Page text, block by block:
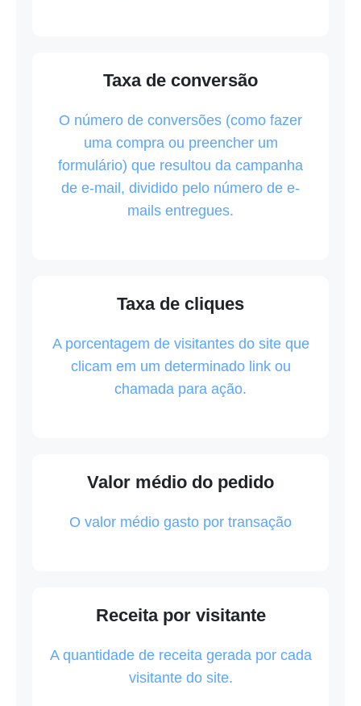
Taxa de conversão
O número de conversões (como fazer
uma compra ou preencher um
formulário) que resultou da campanha
de e-mail, dividido pelo número de e-
mails entregues.
Taxa de cliques
A porcentagem de visitantes do site que
clicam em um determinado link ou
chamada para ação.
Valor médio do pedido
O valor médio gasto por transação
Receita por visitante
A quantidade de receita gerada por cada
visitante do site.